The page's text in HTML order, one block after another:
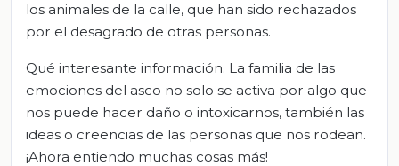
los animales de la calle, que han sido rechazados
por el desagrado de otras personas.
Qué interesante información. La familia de las
emociones del asco no solo se activa por algo que
nos puede hacer daño o intoxicarnos, también las
ideas o creencias de las personas que nos rodean.
¡Ahora entiendo muchas cosas más!